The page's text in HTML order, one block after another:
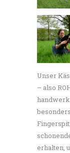
Unser
– also
erhalten,